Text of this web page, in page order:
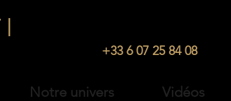
+33 6 07 25 84 08
Notre univers Vidéos